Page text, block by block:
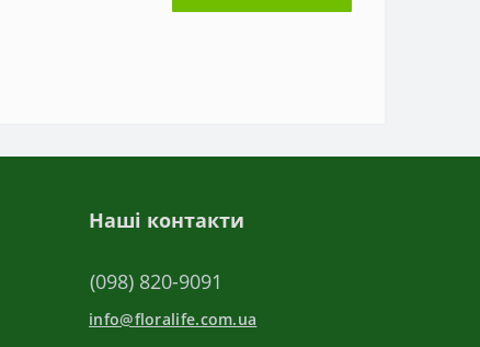
Наші контакти
(098) 820-9091
info@floralife.com.ua